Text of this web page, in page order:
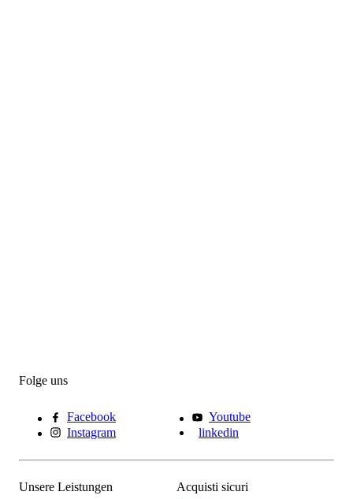
Folge uns
Facebook
Youtube
Instagram
linkedin
Unsere Leistungen
Acquisti sicuri